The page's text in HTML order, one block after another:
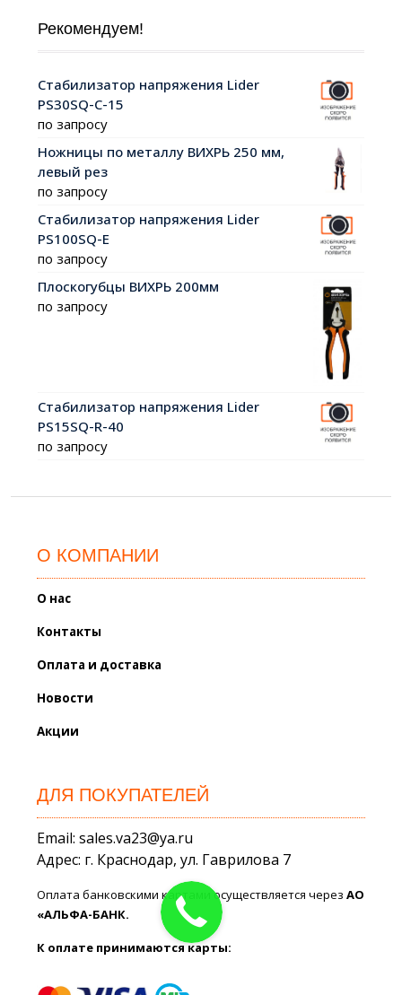
Рекомендуем!
Стабилизатор напряжения Lider
PS30SQ-C-15
по запросу
Ножницы по металлу ВИХРЬ 250 мм,
левый рез
по запросу
Стабилизатор напряжения Lider
PS100SQ-E
по запросу
Плоскогубцы ВИХРЬ 200мм
по запросу
Стабилизатор напряжения Lider
PS15SQ-R-40
по запросу
О КОМПАНИИ
О нас
Контакты
Оплата и доставка
Новости
Акции
ДЛЯ ПОКУПАТЕЛЕЙ
Email: sales.va23@ya.ru
Адрес: г. Краснодар, ул. Гаврилова 7
Оплата банковскими картами осуществляется черезАО
«АЛЬФА-БАНК.
К оплате принимаются карты: